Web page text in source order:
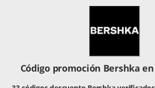
Código promoción Bershka